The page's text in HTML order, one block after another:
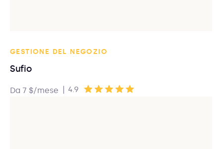
GESTIONE DEL NEGOZIO
Sufio
Da 7 $/mese | 4.9